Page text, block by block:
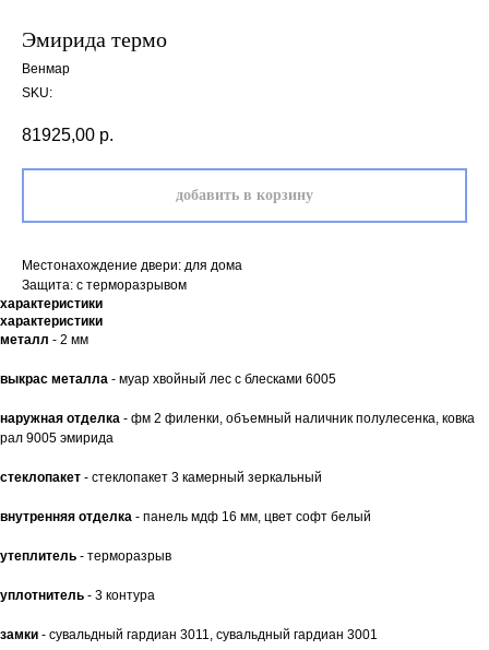
Эмирида термо
Венмар
SKU:
81925,00 р.
добавить в корзину
Местонахождение двери: для дома
Защита: с терморазрывом
характеристики
характеристики
металл - 2 мм
выкрас металла - муар хвойный лес с блесками 6005
наружная отделка - фм 2 филенки, объемный наличник полулесенка, ковка
рал 9005 эмирида
стеклопакет - стеклопакет 3 камерный зеркальный
внутренняя отделка - панель мдф 16 мм, цвет софт белый
утеплитель - терморазрыв
уплотнитель - 3 контура
замки - сувальдный гардиан 3011, сувальдный гардиан 3001